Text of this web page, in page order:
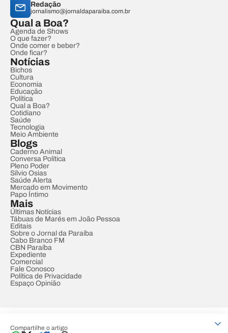
Compartilhe o artigo
Redação
jornalismo@jornaldaparaiba.com.br
Qual a Boa?
Agenda de Shows
O que fazer?
Onde comer e beber?
Onde ficar?
Notícias
Bichos
Cultura
Economia
Educação
Política
Qual a Boa?
Cotidiano
Saúde
Tecnologia
Meio Ambiente
Blogs
Caderno Animal
Conversa Política
Pleno Poder
Sílvio Osias
Saúde Alerta
Mercado em Movimento
Papo Íntimo
Mais
Últimas Notícias
Tábuas de Marés em João Pessoa
Editais
Sobre o Jornal da Paraíba
Cabo Branco FM
CBN Paraíba
Expediente
Comercial
Fale Conosco
Política de Privacidade
Espaço Opinião